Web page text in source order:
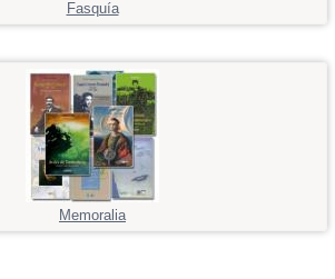
Fasquía
Memoralia